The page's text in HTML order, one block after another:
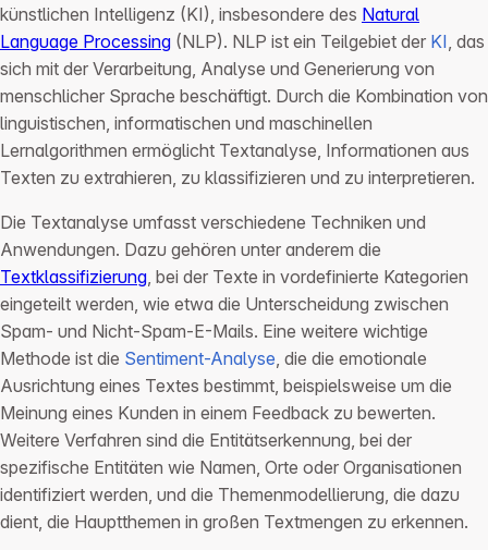
künstlichen Intelligenz (KI), insbesondere des Natural
Language Processing (NLP). NLP ist ein Teilgebiet der KI, das
sich mit der Verarbeitung, Analyse und Generierung von
menschlicher Sprache beschäftigt. Durch die Kombination von
linguistischen, informatischen und maschinellen
Lernalgorithmen ermöglicht Textanalyse, Informationen aus
Texten zu extrahieren, zu klassifizieren und zu interpretieren.
Die Textanalyse umfasst verschiedene Techniken und
Anwendungen. Dazu gehören unter anderem die
Textklassifizierung, bei der Texte in vordefinierte Kategorien
eingeteilt werden, wie etwa die Unterscheidung zwischen
Spam- und Nicht-Spam-E-Mails. Eine weitere wichtige
Methode ist die Sentiment-Analyse, die die emotionale
Ausrichtung eines Textes bestimmt, beispielsweise um die
Meinung eines Kunden in einem Feedback zu bewerten.
Weitere Verfahren sind die Entitätserkennung, bei der
spezifische Entitäten wie Namen, Orte oder Organisationen
identifiziert werden, und die Themenmodellierung, die dazu
dient, die Hauptthemen in großen Textmengen zu erkennen.